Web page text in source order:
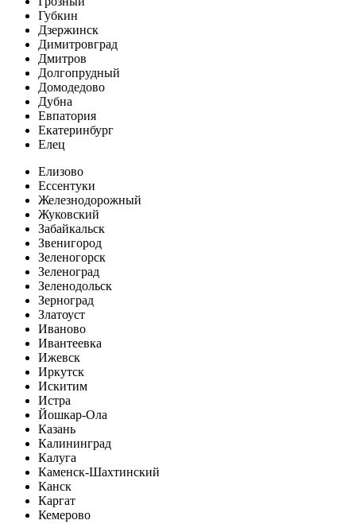
Губкин
Дзержинск
Димитровград
Дмитров
Долгопрудный
Домодедово
Дубна
Евпатория
Екатеринбург
Елец
Елизово
Ессентуки
Железнодорожный
Жуковский
Забайкальск
Звенигород
Зеленогорск
Зеленоград
Зеленодольск
Зерноград
Златоуст
Иваново
Ивантеевка
Ижевск
Иркутск
Искитим
Истра
Йошкар-Ола
Казань
Калининград
Калуга
Каменск-Шахтинский
Канск
Каргат
Кемерово